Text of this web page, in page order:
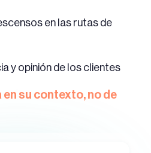
en las rutas de
y opinión de los clientes
su contexto, no de